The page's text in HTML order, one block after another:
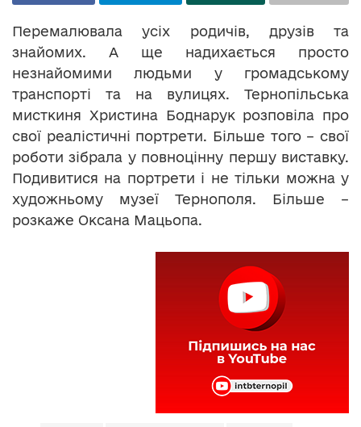
Перемалювала усіх родичів, друзів та
знайомих. А ще надихається просто
незнайомими людьми у громадському
транспорті та на вулицях. Тернопільська
мисткиня Христина Боднарук розповіла про
свої реалістичні портрети. Більше того – свої
роботи зібрала у повноцінну першу виставку.
Подивитися на портрети і не тільки можна у
художньому музеї Тернополя. Більше –
розкаже Оксана Мацьопа.